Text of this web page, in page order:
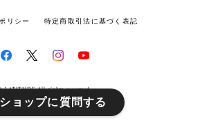
リシー 特定商取引法に基づく表記
LATITUDE All rights reserved.
ショップに質問する